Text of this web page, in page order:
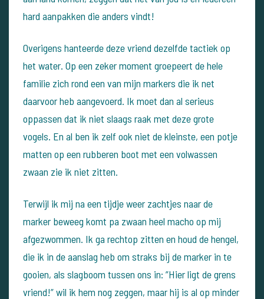
hard aanpakken die anders vindt!
Overigens hanteerde deze vriend dezelfde tactiek op
het water. Op een zeker moment groepeert de hele
familie zich rond een van mijn markers die ik net
daarvoor heb aangevoerd. Ik moet dan al serieus
oppassen dat ik niet slaags raak met deze grote
vogels. En al ben ik zelf ook niet de kleinste, een potje
matten op een rubberen boot met een volwassen
zwaan zie ik niet zitten.
Terwijl ik mij na een tijdje weer zachtjes naar de
marker beweeg komt pa zwaan heel macho op mij
afgezwommen. Ik ga rechtop zitten en houd de hengel,
die ik in de aanslag heb om straks bij de marker in te
gooien, als slagboom tussen ons in: ”Hier ligt de grens
vriend!” wil ik hem nog zeggen, maar hij is al op minder